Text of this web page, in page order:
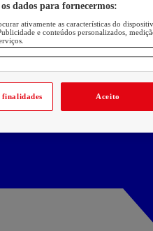
dados para fornecermos:
ativamente as características do
e conteúdos personalizados,
Aceito